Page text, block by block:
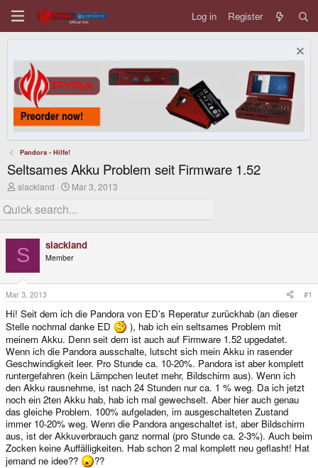
Log in Register
Pandora - Hilfe!
Seltsames Akku Problem seit Firmware 1.52
T
r
e
d
s
t
a
r
t
e
slackland
S
r
a
t
Mar 3, 2013
S slackland
Member
Mar 3, 2013 #1
Hi! Seit dem ich die Pandora von ED's Reperatur zurückhab (an dieser
Stelle nochmal danke ED
), hab ich ein seltsames Problem mit
meinem Akku. Denn seit dem ist auch auf Firmware 1.52 upgedatet.
Wenn ich die Pandora ausschalte, lutscht sich mein Akku in rasender
Geschwindigkeit leer. Pro Stunde ca. 10-20%. Pandora ist aber komplett
runtergefahren (kein Lämpchen leutet mehr, Bildschirm aus). Wenn ich
den Akku rausnehme, ist nach 24 Stunden nur ca. 1 % weg. Da ich jetzt
noch ein 2ten Akku hab, hab ich mal gewechselt. Aber hier auch genau
das gleiche Problem. 100% aufgeladen, im ausgeschalteten Zustand
immer 10-20% weg. Wenn die Pandora angeschaltet ist, aber Bildschirm
aus, ist der Akkuverbrauch ganz normal (pro Stunde ca. 2-3%). Auch beim
Zocken keine Auffälligkeiten. Hab schon 2 mal komplett neu geflasht! Hat
jemand ne idee??
??